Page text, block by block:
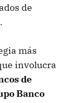
de
más
involucra
de
Banco